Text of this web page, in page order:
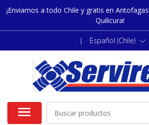
¡Enviamos a todo Chile y gratis en
Quilicura!
| Español (Chile)